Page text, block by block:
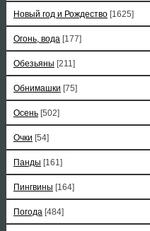
Новый год и Рождество [1625]
Огонь, вода [177]
Обезьяны [211]
Обнимашки [75]
Осень [502]
Очки [54]
Панды [161]
Пингвины [164]
Погода [484]